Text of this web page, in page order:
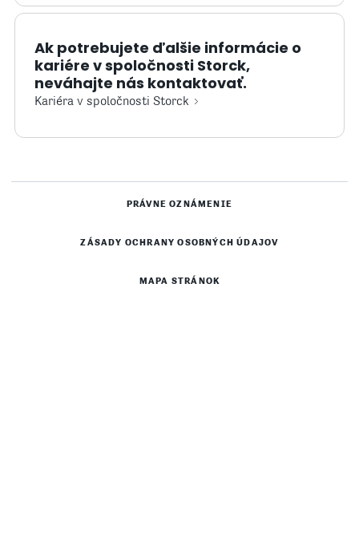
Ak potrebujete ďalšie informácie o
kariére v spoločnosti Storck,
neváhajte nás kontaktovať.
Kariéra v spoločnosti Storck
PRÁVNE OZNÁMENIE
ZÁSADY OCHRANY OSOBNÝCH ÚDAJOV
MAPA STRÁNOK